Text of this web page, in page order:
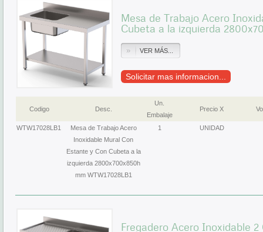
Mesa de Trabajo Acero
Cubeta a la izquierda
VER MÁS...
Solicitar mas informacion...
Codigo Desc.
Un.
Embalaje
Precio X
WTW17028LB1
Mesa de Trabajo Acero
Inoxidable Mural Con
Estante y Con Cubeta a la
izquierda 2800x700x850h
mm WTW17028LB1
1 UNIDAD
Fregadero Acero Inoxidable